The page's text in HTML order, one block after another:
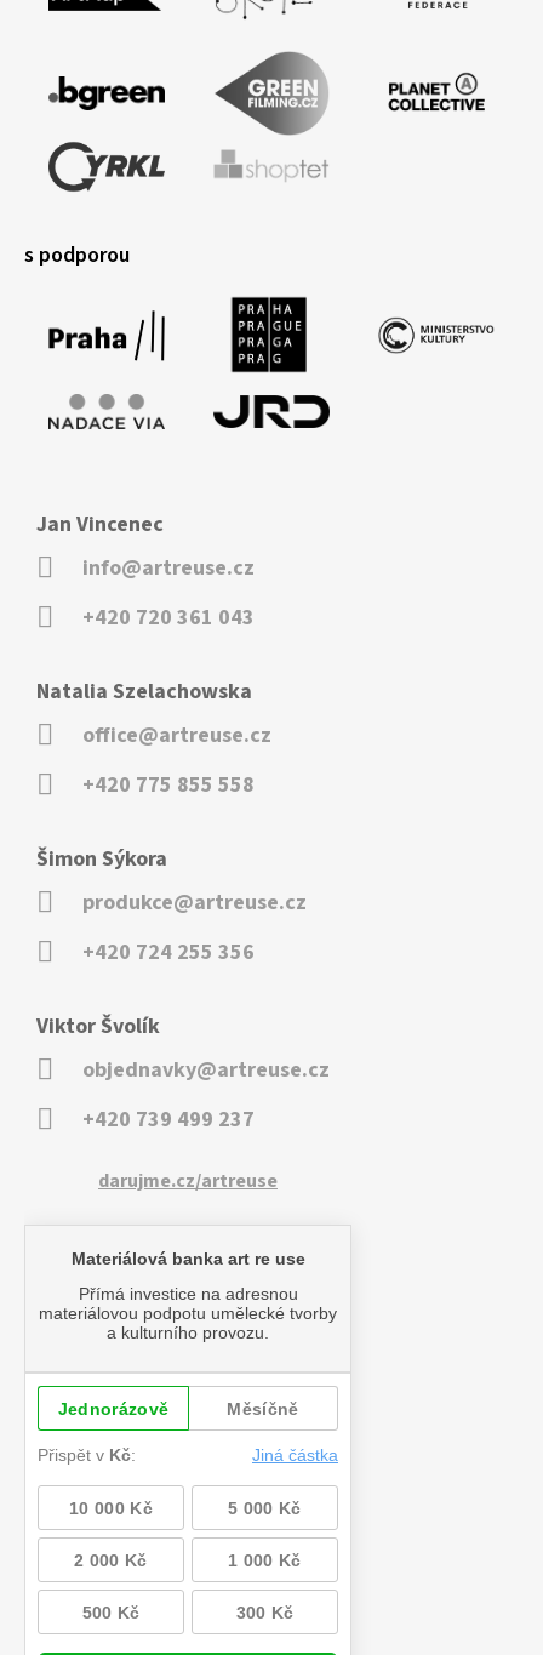
s podporou
Jan Vincenec
info@artreuse.cz
+420 720 361 043
Natalia Szelachowska
office@artreuse.cz
+420 775 855 558
Šimon Sýkora
produkce@artreuse.cz
+420 724 255 356
Viktor Švolík
objednavky@artreuse.cz
+420 739 499 237
darujme.cz/artreuse